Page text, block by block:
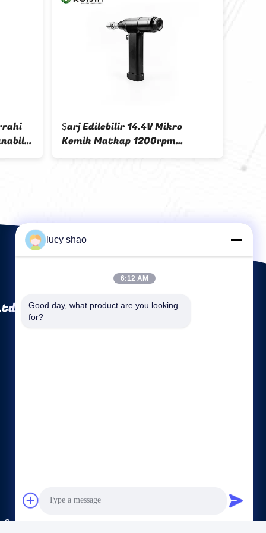
Şarj Edilebilir 14.4V Mikro
Kemik Matkap 1200rpm
Ortopedik Matkap
Ltd.. All Rights Reserved.
lucy shao
6:12 AM
Good day, what product are you looking
for?